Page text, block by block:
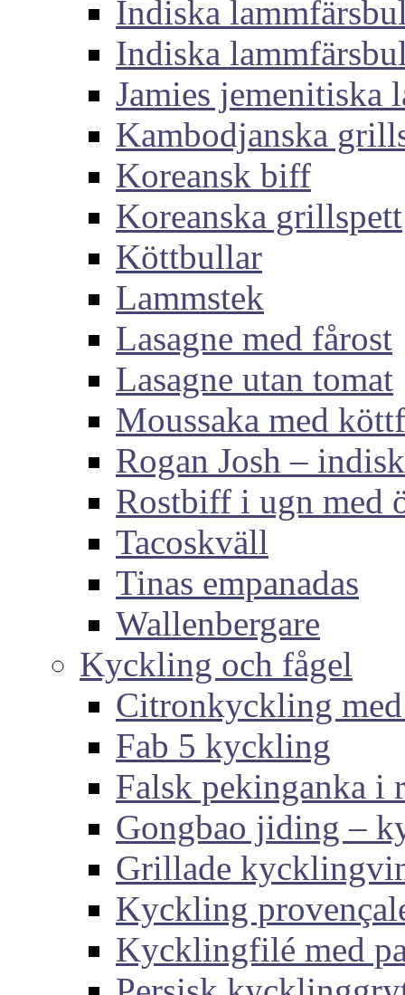
Indiska
Indiska
Jamies jemenitiska
Kambodjanska
Koreansk biff
Koreanska grillspett
Köttbullar
Lammstek
Lasagne med fårost
Lasagne utan tomat
Moussaka med
Rogan Josh –
Rostbiff i ugn med
Tacoskväll
Tinas empanadas
Wallenbergare
Kyckling och fågel
Citronkyckling
Fab 5 kyckling
Falsk pekinganka i
Gongbao jiding –
Grillade
Kyckling
Kycklingfilé med